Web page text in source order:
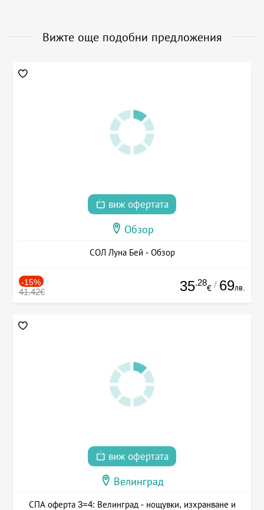
Вижте още подобни предложения
виж офертата
Обзор
СОЛ Луна Бей - Обзор
-15%
41.42€ 35.28
€ / 69лв.
виж офертата
Велинград
СПА оферта 3=4: Велинград - нощувки, изхранване и